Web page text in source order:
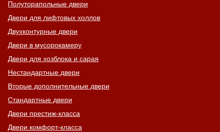
Полуторапольные двери
Двери для лифтовых холлов
Двухконтурные двери
Двери в мусорокамеру
Двери для хозблока и сарая
Нестандартные двери
Вторые дополнительные двери
Стандартные двери
Двери престиж-класса
Двери комфорт-класса